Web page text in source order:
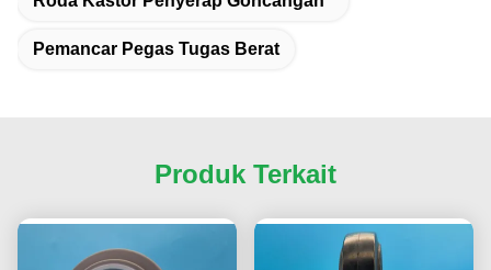
Pemancar Pegas Tugas Berat
Produk Terkait